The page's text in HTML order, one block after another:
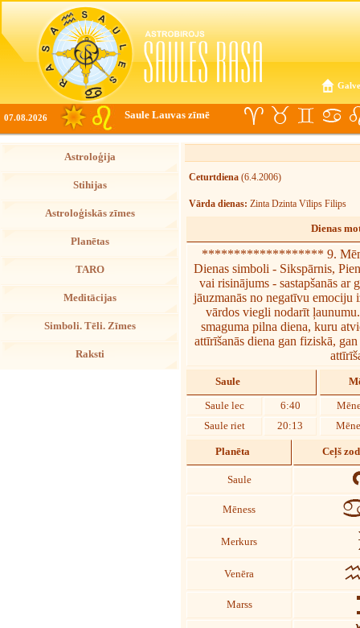
07.08.2026 Saule Lauvas zīmē
Astroloģija
Stihijas
Astroloģiskās zīmes
Planētas
TARO
Meditācijas
Simboli. Tēli. Zīmes
Raksti
Ceturtdiena (6.4.2006)
Vārda dienas: Zinta Dzinta Vīlips Filips
Dienas
******************* 9.
Dienas simboli - Sikspārnis,
vai risinājums - sastapšanās ar
jāuzmanās no negatīvu emociju
vārdos viegli nodarīt
smaguma pilna diena, kuru
attīrīšanās diena gan fiziskā,
Saule
Saule lec
6:40
Saule riet
20:13
Planēta Ceļš
Saule
Mēness
Merkurs
Venēra
Marss